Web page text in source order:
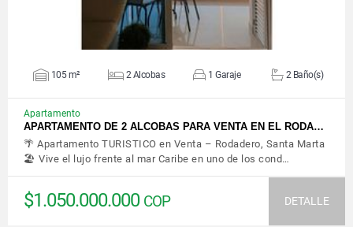
105 m² 2 Alcobas 1 Garaje 2 Baño(s)
Apartamento
APARTAMENTO DE 2 ALCOBAS PARA VENTA EN EL RODA…
🌴 Apartamento TURISTICO en Venta – Rodadero, Santa Marta
🏖️ Vive el lujo frente al mar Caribe en uno de los cond…
$1.050.000.000 COP DETALLE